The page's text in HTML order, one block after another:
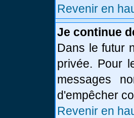
Revenir en
Je continue
Dans le futur
privée. Pour
messages
d'empêcher
Revenir en